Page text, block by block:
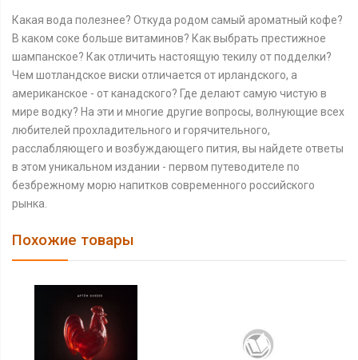
Какая вода полезнее? Откуда родом самый ароматный кофе?
В каком соке больше витаминов? Как выбрать престижное
шампанское? Как отличить настоящую текилу от подделки?
Чем шотландское виски отличается от ирландского, а
американское - от канадского? Где делают самую чистую в
мире водку? На эти и многие другие вопросы, волнующие всех
любителей прохладительного и горячительного,
расслабляющего и возбуждающего пития, вы найдете ответы
в этом уникальном издании - первом путеводителе по
безбрежному морю напитков современного российского
рынка.
Похожие товары